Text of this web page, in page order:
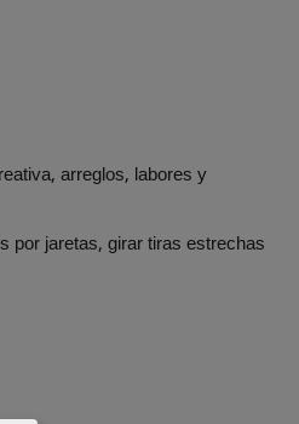
arreglos, labores y
por jaretas, girar tiras estrechas